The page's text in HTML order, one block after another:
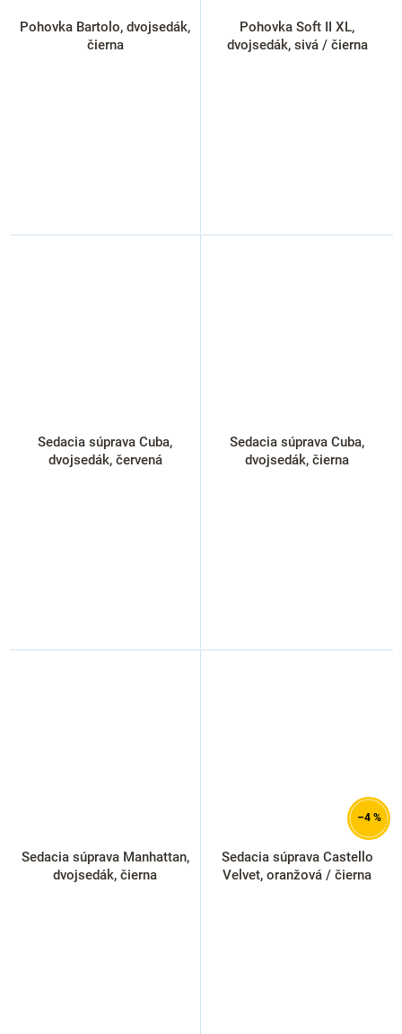
Pohovka Bartolo, dvojsedák,
čierna
Pohovka Soft II XL,
dvojsedák, sivá / čierna
Sedacia súprava Cuba,
dvojsedák, červená
Sedacia súprava Cuba,
dvojsedák, čierna
Sedacia súprava Manhattan,
dvojsedák, čierna
–4 %
Sedacia súprava Castello
Velvet, oranžová / čierna